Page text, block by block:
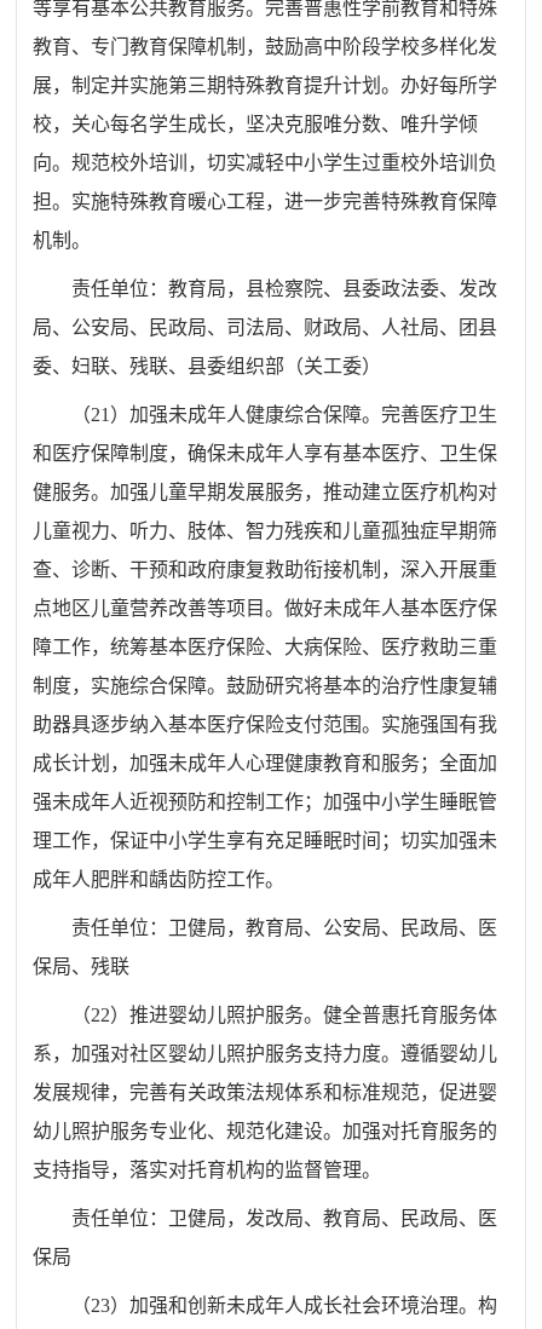
等享有基本公共教育服务。完善普惠性学前教育和特殊
教育、专门教育保障机制，鼓励高中阶段学校多样化发
展，制定并实施第三期特殊教育提升计划。办好每所学
校，关心每名学生成长，坚决克服唯分数、唯升学倾
向。规范校外培训，切实减轻中小学生过重校外培训负
担。实施特殊教育暖心工程，进一步完善特殊教育保障
机制。
责任单位：教育局， 县检察院、 县委政法委、发改
局、公安局、民政局、司法局、财政局、人社局、团 县
委、妇联、残联、 县委组织部（关工委）
（21 ）加强未成年人健康综合保障。完善医疗卫生
和医疗保障制度，确保未成年人享有基本医疗、卫生保
健服务。加强儿童早期发展服务，推动建立医疗机构对
儿童视力、听力、肢体、智力残疾和儿童孤独症早期筛
查、诊断、干预和政府康复救助衔接机制，深入开展重
点地区儿童营养改善等项目。做好未成年人基本医疗保
障工作，统筹基本医疗保险、大病保险、医疗救助三重
制度，实施综合保障。鼓励研究将基本的治疗性康复辅
助器具逐步纳入基本医疗保险支付范围。实施强国有我
成长计划，加强未成年人心理健康教育和服务；全面加
强未成年人近视预防和控制工作；加强中小学生睡眠管
理工作，保证中小学生享有充足睡眠时间；切实加强未
成年人肥胖和龋齿防控工作。
责任单位： 卫健局，教育局、公安局、民政局、医
保局、残联
（22）推进婴幼儿照护服务。健全普惠托育服务体
系，加强对社区婴幼儿照护服务支持力度。遵循婴幼儿
发展规律，完善有关政策法规体系和标准规范，促进婴
幼儿照护服务专业化、规范化建设。加强对托育服务的
支持指导，落实对托育机构的监督管理。
责任单位： 卫健局，发改局、教育局、民政局、医
保局
（23）加强和创新未成年人成长社会环境治理。构